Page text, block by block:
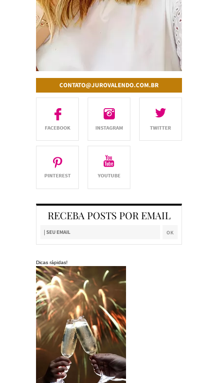
CONTATO@JUROVALENDO.COM.BR
RECEBA POSTS POR EMAIL
Dicas rápidas!